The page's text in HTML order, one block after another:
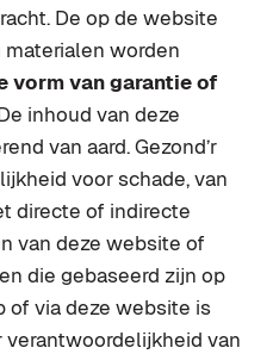
De op de website
worden
vorm van garantie of
inhoud van deze
van aard. Gezond’r
voor schade, van
directe of indirecte
van deze website of
die gebaseerd zijn op
of via deze website is
verantwoordelijkheid van